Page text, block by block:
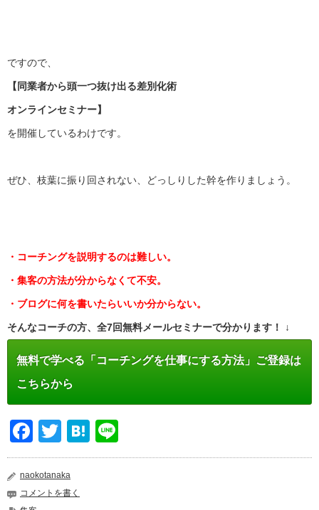
ですので、
【同業者から頭一つ抜け出る差別化術
オンラインセミナー】
を開催しているわけです。
ぜひ、枝葉に振り回されない、どっしりした幹を作りましょう。
・コーチングを説明するのは難しい。
・集客の方法が分からなくて不安。
・ブログに何を書いたらいいか分からない。
そんなコーチの方、全7回無料メールセミナーで分かります！ ↓
無料で学べる「コーチングを仕事にする方法」ご登録は
こちらから
Facebook
TwitterHatena
naokotanaka
コメントを書く